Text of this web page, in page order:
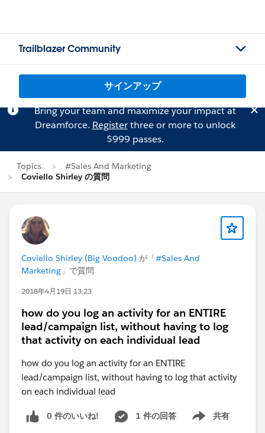
Trailblazer Community
サインアップ
Bring your team and maximize your impact at
Dreamforce. Registerthree or more to unlock
$999 passes.
Topics
#Sales And Marketing
Coviello Shirley の質問
Coviello Shirley (Big Voodoo) が「#Sales And
Marketing 」で質問
2018年4月19日 13:23
how do you log an activity for an ENTIRE
lead/campaign list, without having to log
that activity on each individual lead
how do you log an activity for an ENTIRE
lead/campaign list, without having to log that activity
on each individual lead
0 件のいいね! 1 件の回答 共有
Show menu